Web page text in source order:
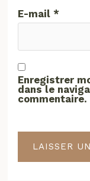
E-mail*
Enregistrer
dans le
commentaire.